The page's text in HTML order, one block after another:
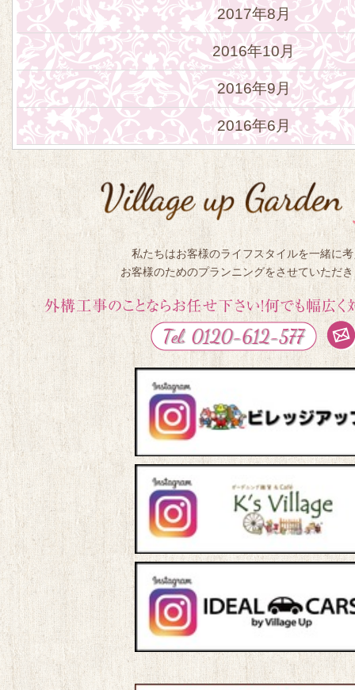
2017年8月
2016年10月
2016年9月
2016年6月
私たちはお客様のライフスタイルを一緒に
お客様のためのプランニングをさせていただ